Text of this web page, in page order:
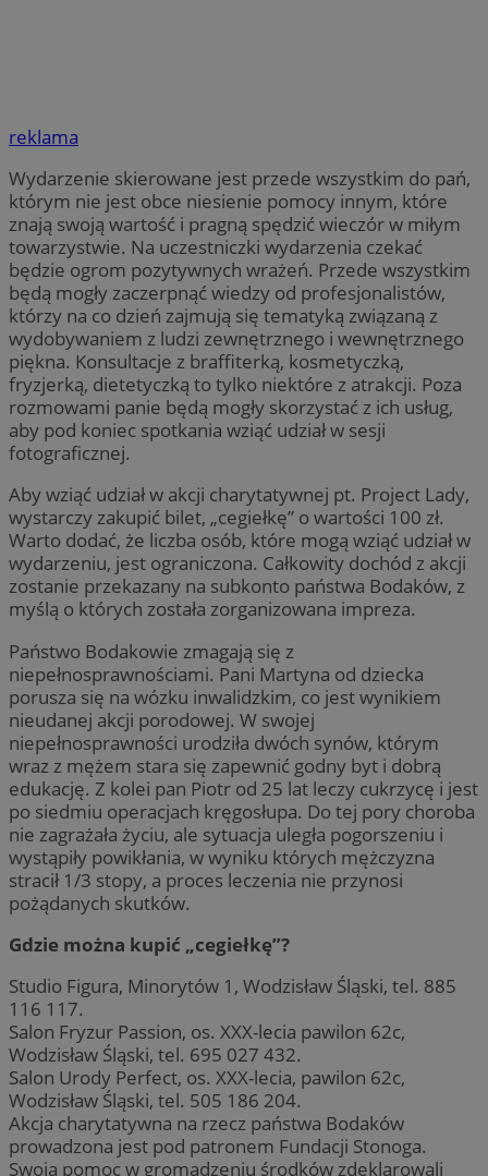
reklama
Wydarzenie skierowane jest przede wszystkim do pań,
którym nie jest obce niesienie pomocy innym, które
znają swoją wartość i pragną spędzić wieczór w miłym
towarzystwie. Na uczestniczki wydarzenia czekać
będzie ogrom pozytywnych wrażeń. Przede wszystkim
będą mogły zaczerpnąć wiedzy od profesjonalistów,
którzy na co dzień zajmują się tematyką związaną z
wydobywaniem z ludzi zewnętrznego i wewnętrznego
piękna. Konsultacje z braffiterką, kosmetyczką,
fryzjerką, dietetyczką to tylko niektóre z atrakcji. Poza
rozmowami panie będą mogły skorzystać z ich usług,
aby pod koniec spotkania wziąć udział w sesji
fotograficznej.
Aby wziąć udział w akcji charytatywnej pt. Project Lady,
wystarczy zakupić bilet, „cegiełkę” o wartości 100 zł.
Warto dodać, że liczba osób, które mogą wziąć udział w
wydarzeniu, jest ograniczona. Całkowity dochód z akcji
zostanie przekazany na subkonto państwa Bodaków, z
myślą o których została zorganizowana impreza.
Państwo Bodakowie zmagają się z
niepełnosprawnościami. Pani Martyna od dziecka
porusza się na wózku inwalidzkim, co jest wynikiem
nieudanej akcji porodowej. W swojej
niepełnosprawności urodziła dwóch synów, którym
wraz z mężem stara się zapewnić godny byt i dobrą
edukację. Z kolei pan Piotr od 25 lat leczy cukrzycę i jest
po siedmiu operacjach kręgosłupa. Do tej pory choroba
nie zagrażała życiu, ale sytuacja uległa pogorszeniu i
wystąpiły powikłania, w wyniku których mężczyzna
stracił 1/3 stopy, a proces leczenia nie przynosi
pożądanych skutków.
Gdzie można kupić „cegiełkę”?
Studio Figura, Minorytów 1, Wodzisław Śląski, tel. 885
116 117.
Salon Fryzur Passion, os. XXX-lecia pawilon 62c,
Wodzisław Śląski, tel. 695 027 432.
Salon Urody Perfect, os. XXX-lecia, pawilon 62c,
Wodzisław Śląski, tel. 505 186 204.
Akcja charytatywna na rzecz państwa Bodaków
prowadzona jest pod patronem Fundacji Stonoga.
Swoją pomoc w gromadzeniu środków zdeklarowali